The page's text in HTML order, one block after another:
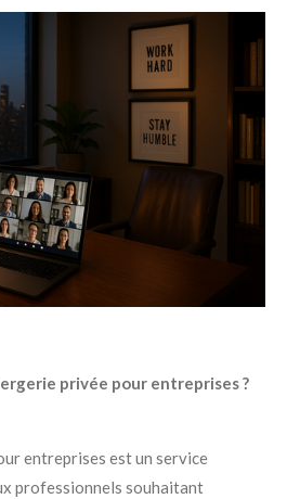
privée pour entreprises ?
entreprises est un service
professionnels souhaitant